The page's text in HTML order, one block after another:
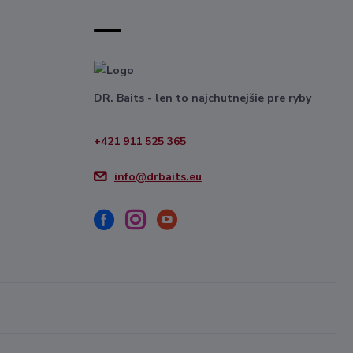
DR. Baits - len to najchutnejšie pre ryby
+421 911 525 365
info@drbaits.eu